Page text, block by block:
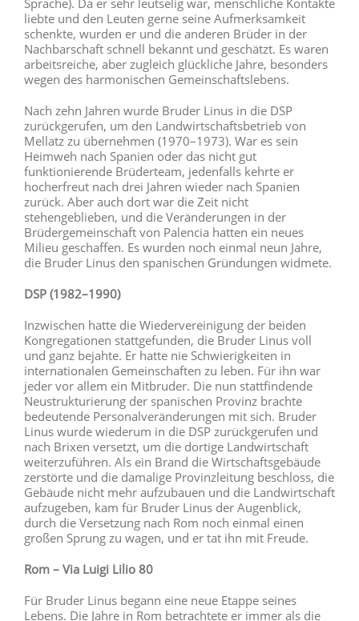
liebte und den Leuten gerne seine Aufmerksamkeit
schenkte, wurden er und die anderen Brüder in der
Nachbarschaft schnell bekannt und geschätzt. Es waren
arbeitsreiche, aber zugleich glückliche Jahre, besonders
wegen des harmonischen Gemeinschaftslebens.
Nach zehn Jahren wurde Bruder Linus in die DSP
zurückgerufen, um den Landwirtschaftsbetrieb von
Mellatz zu übernehmen (1970–1973). War es sein
Heimweh nach Spanien oder das nicht gut
funktionierende Brüderteam, jedenfalls kehrte er
hocherfreut nach drei Jahren wieder nach Spanien
zurück. Aber auch dort war die Zeit nicht
stehengeblieben, und die Veränderungen in der
Brüdergemeinschaft von Palencia hatten ein neues
Milieu geschaffen. Es wurden noch einmal neun Jahre,
die Bruder Linus den spanischen Gründungen widmete.
DSP (1982–1990)
Inzwischen hatte die Wiedervereinigung der beiden
Kongregationen stattgefunden, die Bruder Linus voll
und ganz bejahte. Er hatte nie Schwierigkeiten in
internationalen Gemeinschaften zu leben. Für ihn war
jeder vor allem ein Mitbruder. Die nun stattfindende
Neustrukturierung der spanischen Provinz brachte
bedeutende Personalveränderungen mit sich. Bruder
Linus wurde wiederum in die DSP zurückgerufen und
nach Brixen versetzt, um die dortige Landwirtschaft
weiterzuführen. Als ein Brand die Wirtschaftsgebäude
zerstörte und die damalige Provinzleitung beschloss, die
Gebäude nicht mehr aufzubauen und die Landwirtschaft
aufzugeben, kam für Bruder Linus der Augenblick,
durch die Versetzung nach Rom noch einmal einen
großen Sprung zu wagen, und er tat ihn mit Freude.
Rom – Via Luigi Lilio 80
Für Bruder Linus begann eine neue Etappe seines
Lebens. Die Jahre in Rom betrachtete er immer als die